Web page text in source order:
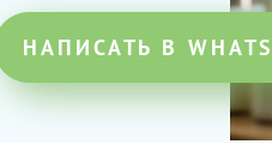
НАПИСАТЬ В